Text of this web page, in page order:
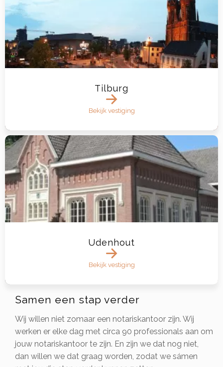
Tilburg
Bekijk vestiging
Udenhout
Bekijk vestiging
Samen een stap verder
Wij willen niet zomaar een notariskantoor zijn. Wij
werken er elke dag met circa 90 professionals aan om
jouw notariskantoor te zijn. En zijn we dat nog niet,
dan willen we dat graag worden, zodat we sámen